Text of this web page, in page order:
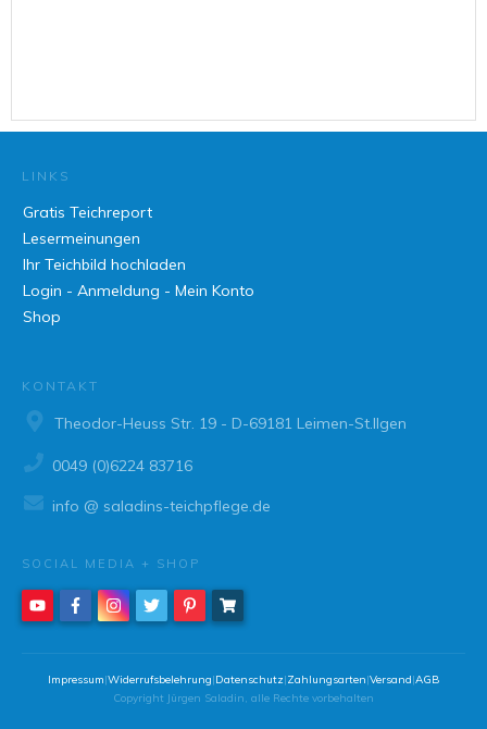
LINKS
Gratis Teichreport
Lesermeinungen
Ihr Teichbild hochladen
Login - Anmeldung - Mein Konto
Shop
KONTAKT
Theodor-Heuss Str. 19 - D-69181 Leimen-St.Ilgen
0049 (0)6224 83716
info @ saladins-teichpflege.de
SOCIAL MEDIA + SHOP
Impressum|Widerrufsbelehrung|Datenschutz|Zahlungsarten|Versand|AGB
Copyright Jürgen Saladin, alle Rechte vorbehalten